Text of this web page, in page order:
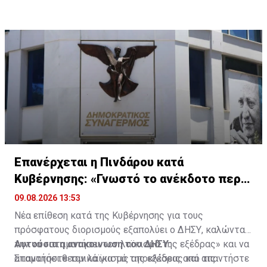
Επανέρχεται η Πινδάρου κατά
Κυβέρνησης: «Γνωστό το ανέκδοτο περι
ΔΗΣΑΚΕΛ»
09.08.2026 13:53
Νέα επίθεση κατά της Κυβέρνησης για τους
πρόσφατους διορισμούς εξαπολύει ο ΔΗΣΥ, καλώντας
την να «σταματήσει τον λαϊκισμό της εξέδρας» και να
απαντήσει θεσμικά για τις αποκλίσεις από τις
Αυτούσια η ανακοινωση του ΔΗΣΥ:
Σταματήστε τον λαϊκισμό της εξέδρας και απαντήστε